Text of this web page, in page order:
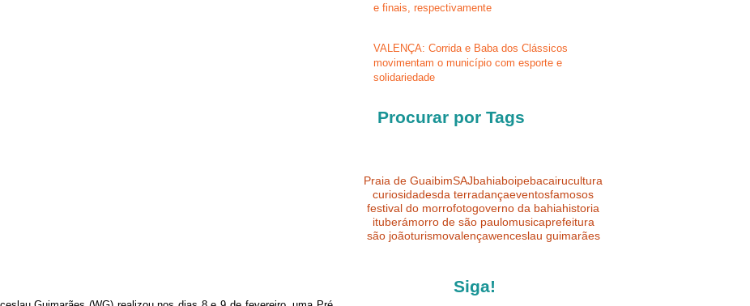
e finais, respectivamente
VALENÇA: Corrida e Baba dos Clássicos
movimentam o município com esporte e
solidariedade
Procurar por Tags
Praia de GuaibimSAJbahiaboipebacairucultura
curiosidadesda terradançaeventosfamosos
festival do morrofotogoverno da bahiahistoria
ituberámorro de são paulomusicaprefeitura
são joãoturismovalençawenceslau guimarães
Siga!